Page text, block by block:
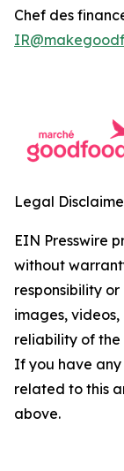
Chef des
Legal
EIN Presswire
without
responsibility
images,
reliability of the
If you have any
related to this
above.